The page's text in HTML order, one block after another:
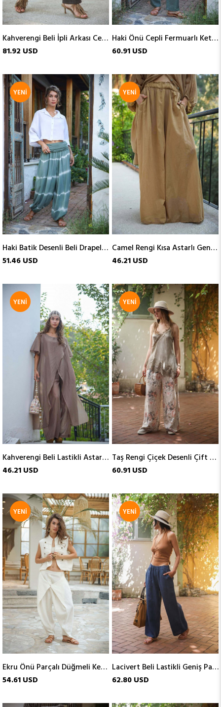
Kahverengi Beli İpli Arkası Cepli Keten Pantolon
81.92 USD
Haki Önü Cepli Fermuarlı Keten Pantolon
60.91 USD
Haki Batik Desenli Beli Drapeli Pantolon
51.46 USD
YENI
ÜRÜN
Camel Rengi Kısa Astarlı Geniş Paça Pantolon
46.21 USD
YENI
ÜRÜN
Kahverengi Beli Lastikli Astarlı Tensel Pantolon
46.21 USD
YENI
Taş Rengi Çiçek Desenli Çift Düğmeli Keten Pantolon
60.91 USD
YENI
ÜRÜN
Ekru Önü Parçalı Düğmeli Keten Pantolon
54.61 USD
YENI
ÜRÜN
Lacivert Beli Lastikli Geniş Paça Keten Pantolon
62.80 USD
YENI
ÜRÜN